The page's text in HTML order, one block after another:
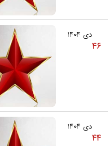
دی ۱۴۰۴
۴۶
دی ۱۴۰۴
۴۴